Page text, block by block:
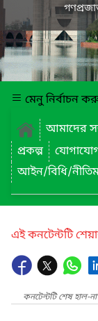
মেনু নির্বাচন
আমাদের
প্রকল্প
আইন/বিধি/
এই কনটেন্টটি
কনটেন্টটি শেষ হাল-